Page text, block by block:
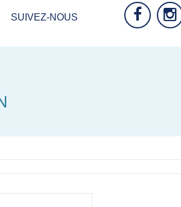
SUIVEZ-NOUS